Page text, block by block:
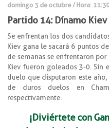
domingo 3 de octubre / Hora:
Partido 14: Dínamo
Se enfrentan los dos
Kiev gana le sacará 6 puntos
de semanas se enfrentaron
Kiev fueron goleados 3-0. Sin
duelo que disputaron este
de duros duelos en
respectivamente.
¡Diviértete con